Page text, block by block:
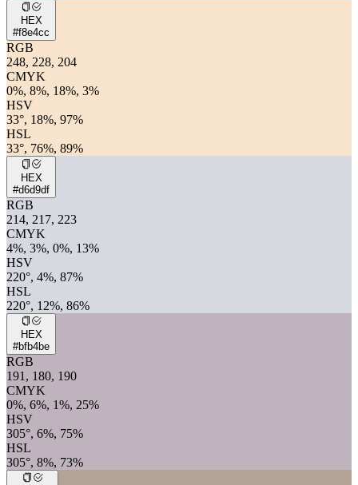
HEX
#f8e4cc
RGB
248, 228, 204
CMYK
0%, 8%, 18%, 3%
HSV
33°, 18%, 97%
HSL
33°, 76%, 89%
HEX
#d6d9df
RGB
214, 217, 223
CMYK
4%, 3%, 0%, 13%
HSV
220°, 4%, 87%
HSL
220°, 12%, 86%
HEX
#bfb4be
RGB
191, 180, 190
CMYK
0%, 6%, 1%, 25%
HSV
305°, 6%, 75%
HSL
305°, 8%, 73%